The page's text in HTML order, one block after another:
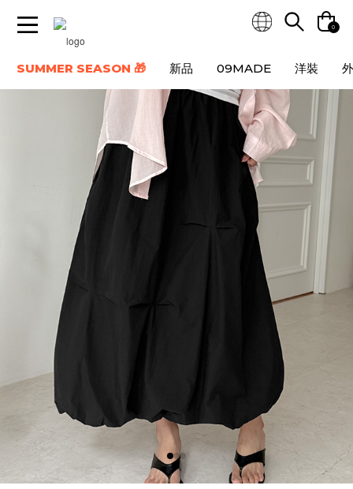
0
SUMMER SEASON 🎁 新品 09MADE 洋裝